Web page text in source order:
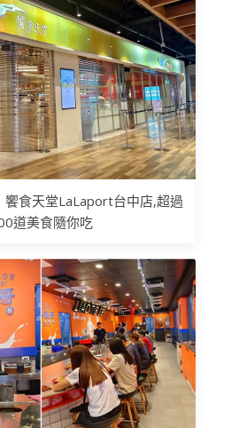
饗食天堂LaLaport台中店,超過
道美食隨你吃